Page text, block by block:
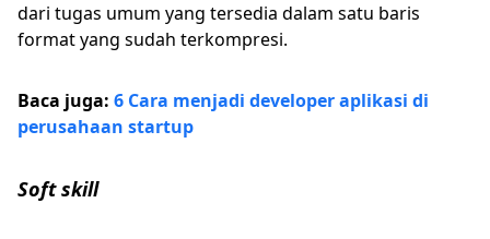
dari tugas umum yang tersedia dalam satu baris
format yang sudah terkompresi.
Baca juga: 6 Cara menjadi developer aplikasi di
perusahaan startup
Soft skill